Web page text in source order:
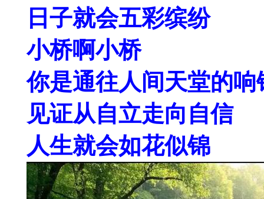
日子就会五彩缤纷
小桥啊小桥
你是通往人间天堂的响
见证从自立走向自信
人生就会如花似锦